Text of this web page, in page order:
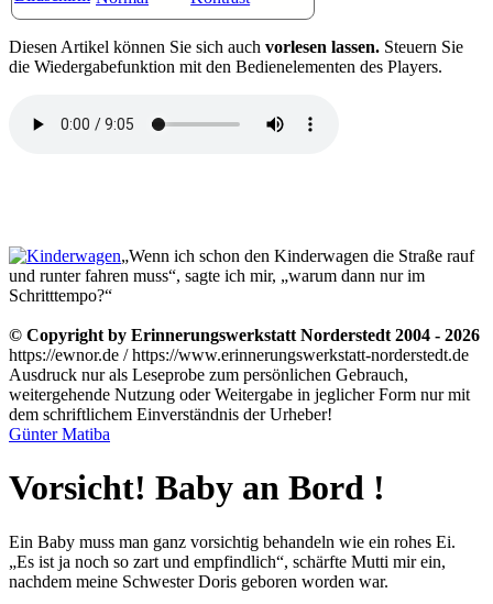
Diesen Artikel können Sie sich auch vorlesen lassen. Steuern Sie
die Wiedergabefunktion mit den Bedienelementen des Players.
„Wenn ich schon den Kinderwagen die Straße rauf
und runter fahren muss“, sagte ich mir, „warum dann nur im
Schritttempo?“
© Copyright by Erinnerungswerkstatt Norderstedt 2004 - 2026
https://ewnor.de / https://www.erinnerungswerkstatt-norderstedt.de
Ausdruck nur als Leseprobe zum persönlichen Gebrauch,
weitergehende Nutzung oder Weitergabe in jeglicher Form nur mit
dem schriftlichem Einverständnis der Urheber!
Günter Matiba
Vorsicht! Baby an Bord !
Ein Baby muss man ganz vorsichtig behandeln wie ein rohes Ei.
Es ist ja noch so zart und empfindlich , schärfte Mutti mir ein,
nachdem meine Schwester Doris geboren worden war.